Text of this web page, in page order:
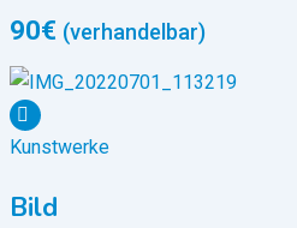
90€ (verhandelbar)
Kunstwerke
Bild